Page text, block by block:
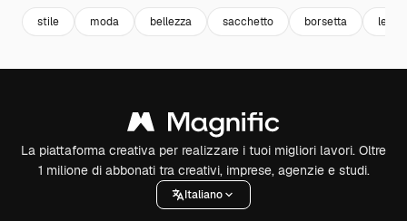
stile moda bellezza sacchetto borsetta le
La piattaforma creativa per realizzare i tuoi migliori lavori. Oltre
1 milione di abbonati tra creativi, imprese, agenzie e studi.
Italiano